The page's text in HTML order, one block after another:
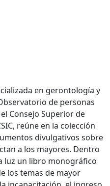
en gerontología y
de personas
Consejo Superior de
reúne en la colección
divulgativos sobre
a los mayores. Dentro
luz un libro monográfico
los temas de mayor